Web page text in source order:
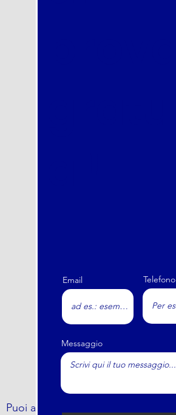
Puoi anche trovarci al numero
Email Telefono
Messaggio